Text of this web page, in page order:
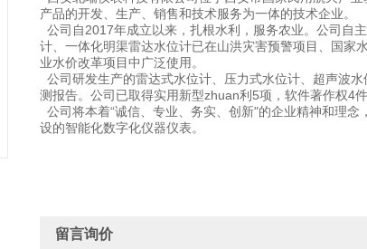
产品的开发、生产、销售和技术服务为一体的技术企业。
公司自2017年成立以来，扎根水利，服务农业。公司自
计、一体化明渠雷达水位计已在山洪灾害预警项目、国家
业水价改革项目中广泛使用。
公司研发生产的雷达式水位计、压力式水位计、超声波
测报告。公司已取得实用新型zhuan利5项，软件著作权4
公司将本着“诚信、专业、务实、创新"的企业精神和理
设的智能化数字化仪器仪表。
留言询价